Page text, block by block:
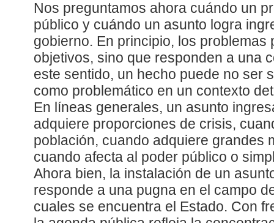
Nos preguntamos ahora cuándo un
público y cuándo un asunto logra
gobierno. En principio, los problemas
objetivos, sino que responden a una
este sentido, un hecho puede no ser
como problemático en un contexto
En líneas generales, un asunto
adquiere proporciones de crisis,
población, cuando adquiere grandes
cuando afecta al poder público o
Ahora bien, la instalación de un
responde a una pugna en el campo
cuales se encuentra el Estado. Con